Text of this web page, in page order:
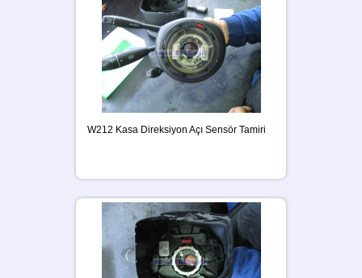
W212 Kasa Direksiyon Açı Sensör Tamiri